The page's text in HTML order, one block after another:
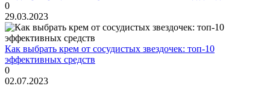
0
29.03.2023
Как выбрать крем от сосудистых звездочек: топ-10
эффективных средств
0
02.07.2023